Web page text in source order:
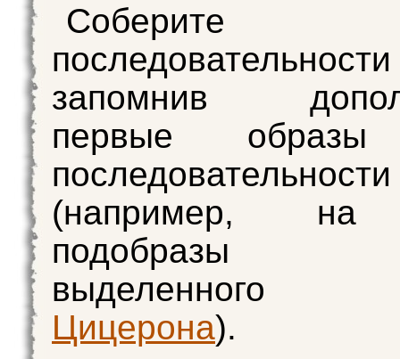
Соберите
запомнив
первые образы
последовательности
(например, на
подобразы
Цицерона).